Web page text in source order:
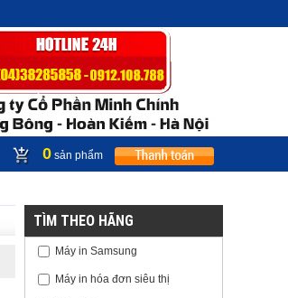
0 sản phẩm
TÌM THEO HÃNG
Máy in Samsung
Máy in hóa đơn siêu thị